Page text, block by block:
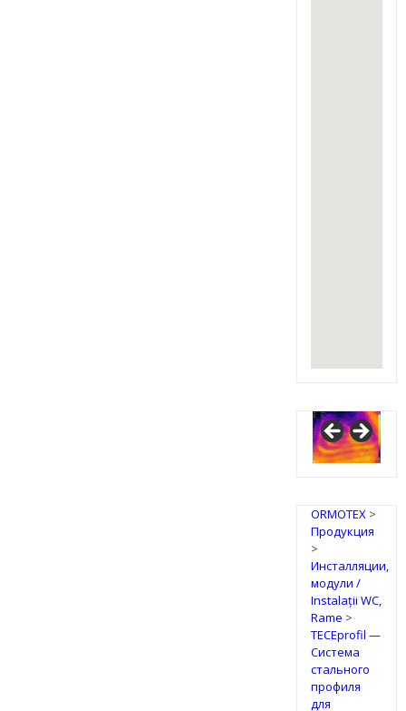
ORMOTEX>
Продукция
>
Инсталляции,
модули /
Instalații WC,
Rame >
TECEprofil —
Система
стального
профиля
для